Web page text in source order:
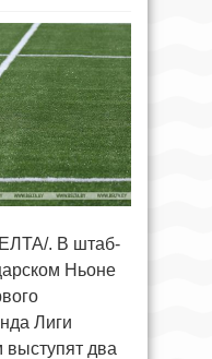
. В штаб-
Ньоне
Лиги
выступят два